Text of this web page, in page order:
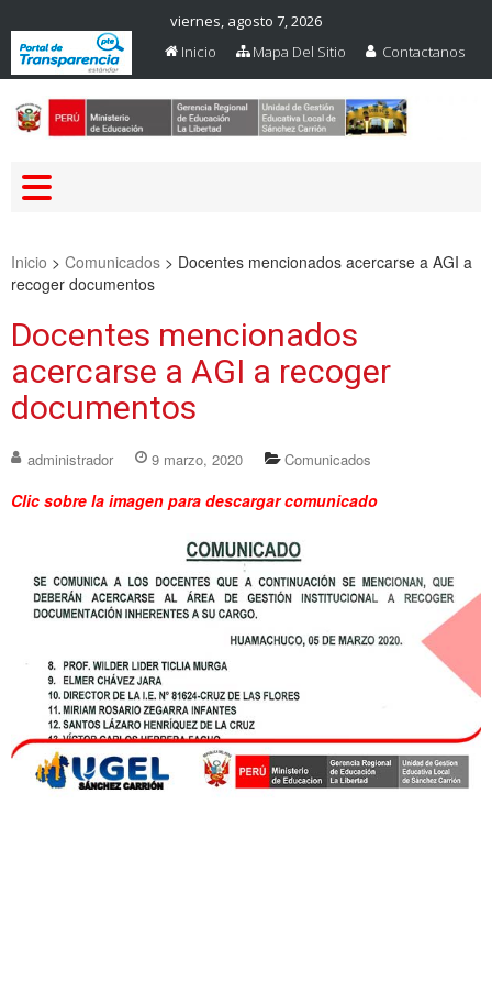
viernes, agosto 7, 2026
Inicio
Mapa Del Sitio Contactanos
Inicio > Comunicados > Docentes mencionados acercarse a AGI a
recoger documentos
Docentes mencionados
acercarse a AGI a recoger
documentos
administrador 9 marzo, 2020 Comunicados
Clic sobre la imagen para descargar comunicado